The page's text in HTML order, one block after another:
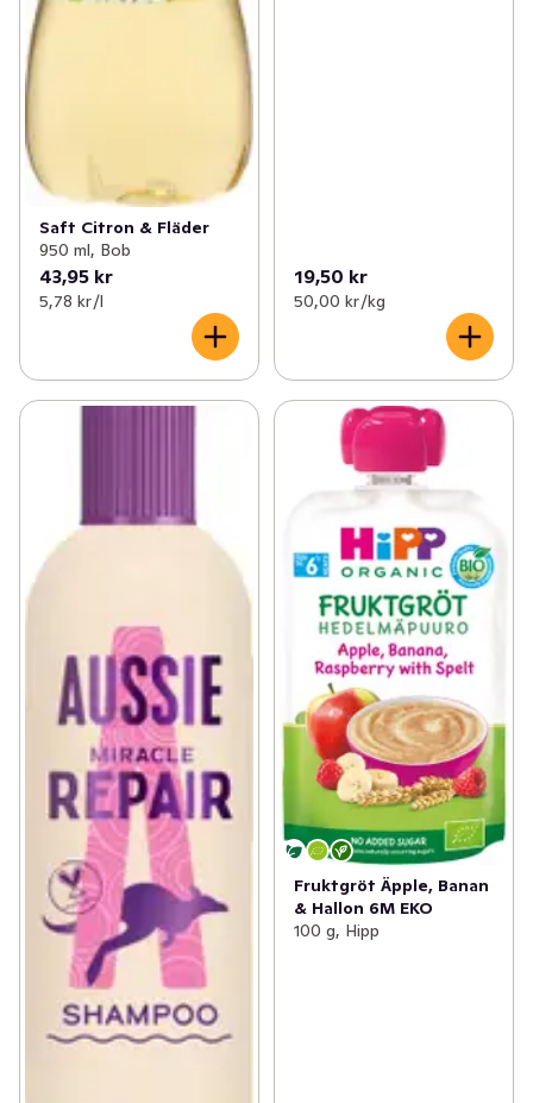
Saft Citron & Fläder
950 ml, Bob
43,95 kr
5,78 kr /l
19,50 kr
50,00 kr /kg
Fruktgröt Äpple, Banan
& Hallon 6M EKO
100 g, Hipp